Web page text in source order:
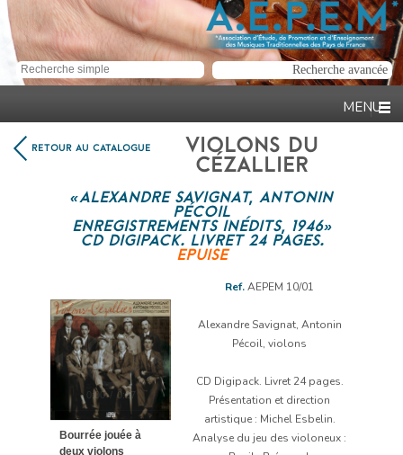
RETOUR AU CATALOGUE
VIOLONS DU
CÉZALLIER
« ALEXANDRE SAVIGNAT, ANTONIN
PÉCOIL
ENREGISTREMENTS INÉDITS, 1946 »
CD DIGIPACK. LIVRET 24 PAGES.
EPUISE
Lecteur
audio
0:00 / 0:27
Bourrée jouée à
deux violons
Ref.AEPEM 10/01
Alexandre Savignat, Antonin
Pécoil, violons
CD Digipack. Livret 24 pages.
Présentation et direction
artistique : Michel Esbelin.
Analyse du jeu des violoneux :